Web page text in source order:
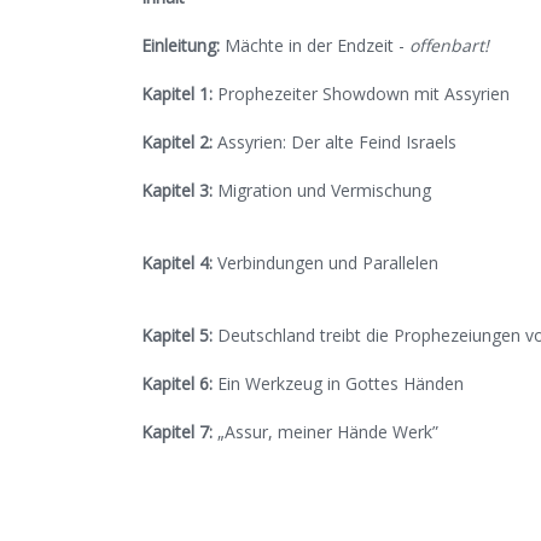
Einleitung: Mächte in der Endzeit - offenbart!
Kapitel 1: Prophezeiter
Kapitel 2: Assyrien: Der
Kapitel 3: Migration
Kapitel 4:
Kapitel 5: Deutschland treibt die
Kapitel 6: Ein Werkzeug
Kapitel 7: „Assur,